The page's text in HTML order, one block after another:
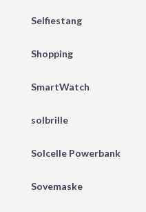
Selfiestang
Shopping
SmartWatch
solbrille
Solcelle Powerbank
Sovemaske